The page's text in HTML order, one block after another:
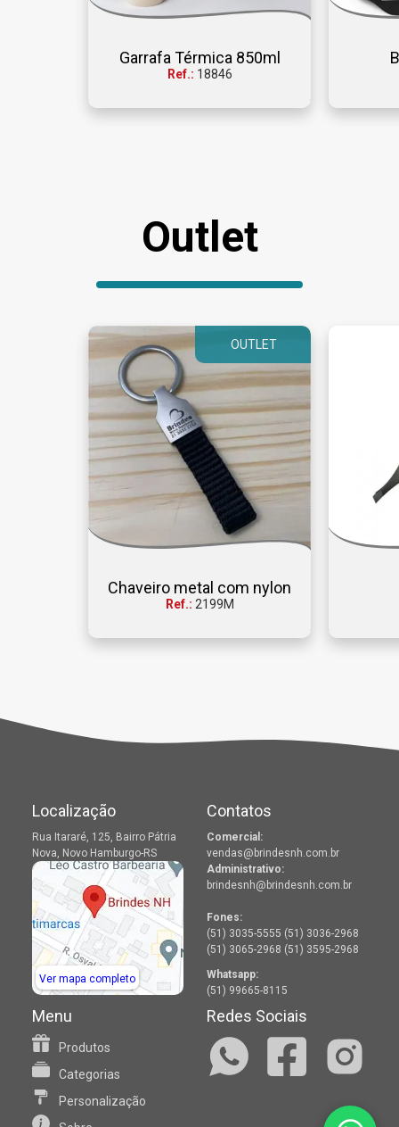
Garrafa Térmica 850ml
Ref.: 18846
Outlet
OUTLET
Chaveiro metal com nylon
Ref.: 2199M
Localização
Rua Itararé, 125, Bairro Pátria
Nova, Novo Hamburgo-RS
Ver mapa completo
Contatos
Comercial:
vendas@brindesnh.com.br
Administrativo:
brindesnh@brindesnh.com.br
Fones:
(51) 3035-5555 (51) 3036-2968
(51) 3065-2968 (51) 3595-2968
Whatsapp:
(51) 99665-8115
Menu
Produtos
Categorias
Personalização
Redes Sociais